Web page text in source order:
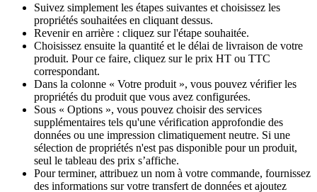
Suivez simplement les étapes suivantes et choisissez les
propriétés souhaitées en cliquant dessus.
Revenir en arrière : cliquez sur l'étape souhaitée.
Choisissez ensuite la quantité et le délai de livraison de votre
produit. Pour ce faire, cliquez sur le prix HT ou TTC
correspondant.
Dans la colonne « Votre produit », vous pouvez vérifier les
propriétés du produit que vous avez configurées.
Sous « Options », vous pouvez choisir des services
supplémentaires tels qu'une vérification approfondie des
données ou une impression climatiquement neutre. Si une
sélection de propriétés n'est pas disponible pour un produit,
seul le tableau des prix s’affiche.
Pour terminer, attribuez un nom à votre commande, fournissez
des informations sur votre transfert de données et ajoutez